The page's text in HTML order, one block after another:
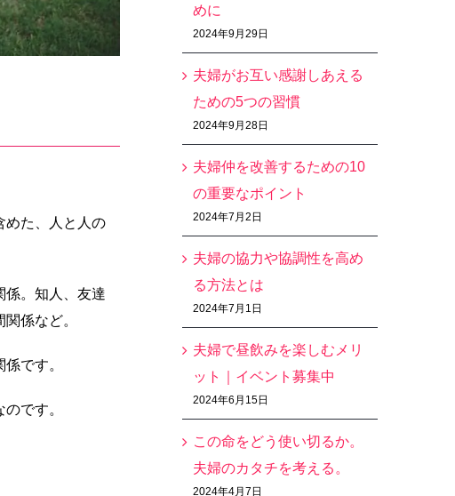
めた、人と人の
係。知人、友達
係など。
です。
です。
めに
2024年9月29日
夫婦がお互い感謝しあえる
ための5つの習慣
2024年9月28日
夫婦仲を改善するための10
の重要なポイント
2024年7月2日
夫婦の協力や協調性を高め
る方法とは
2024年7月1日
夫婦で昼飲みを楽しむメリ
ット｜イベント募集中
2024年6月15日
この命をどう使い切るか。
夫婦のカタチを考える。
2024年4月7日